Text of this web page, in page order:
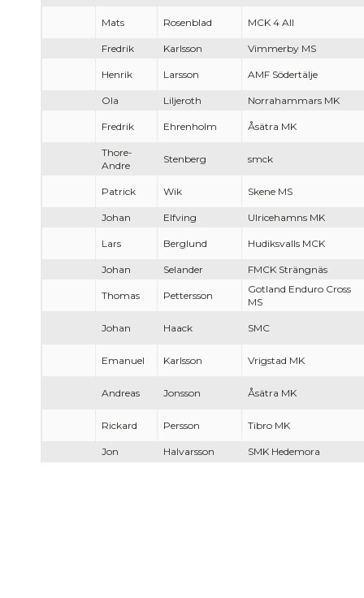
Mats Rosenblad MCK 4 All
Fredrik Karlsson Vimmerby MS
Henrik Larsson AMF Södertälje
Ola Liljeroth Norrahammars MK
Fredrik Ehrenholm Åsätra MK
Thore-
Andre
Stenberg smck
Patrick Wik Skene MS
Johan Elfving Ulricehamns MK
Lars Berglund Hudiksvalls MCK
Johan Selander FMCK Strängnäs
Thomas Pettersson
Gotland Enduro Cross
MS
Johan Haack SMC
Emanuel Karlsson Vrigstad MK
Andreas Jonsson Åsätra MK
Rickard Persson Tibro MK
Jon Halvarsson SMK Hedemora